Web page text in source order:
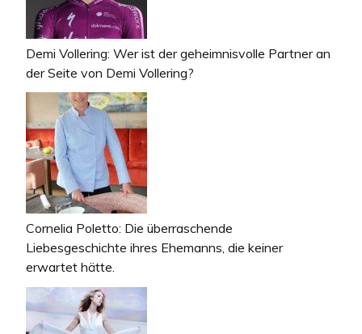
Demi Vollering: Wer ist der geheimnisvolle Partner an
der Seite von Demi Vollering?
Cornelia Poletto: Die überraschende
Liebesgeschichte ihres Ehemanns, die keiner
erwartet hätte.